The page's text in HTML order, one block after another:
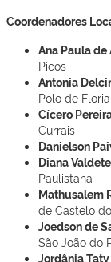
Coordenadores
Ana Paula
Picos
Antonia
Polo de
Cícero
Currais
Danielson
Diana
Paulistana
Mathusalem
de Castelo
Joedson de
São João do
Jordânia